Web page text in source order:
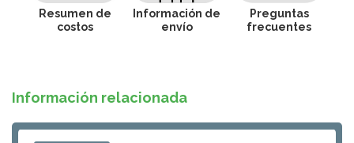
Resumen de
costos
Información de
envío
Preguntas
frecuentes
Información relacionada